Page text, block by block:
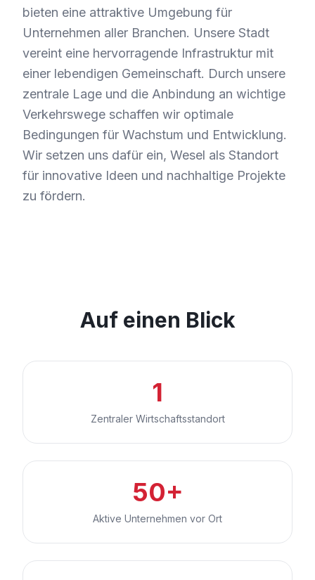
bieten eine attraktive Umgebung für
Unternehmen aller Branchen. Unsere Stadt
vereint eine hervorragende Infrastruktur mit
einer lebendigen Gemeinschaft. Durch unsere
zentrale Lage und die Anbindung an wichtige
Verkehrswege schaffen wir optimale
Bedingungen für Wachstum und Entwicklung.
Wir setzen uns dafür ein, Wesel als Standort
für innovative Ideen und nachhaltige Projekte
zu fördern.
Auf einen Blick
1
Zentraler Wirtschaftsstandort
50+
Aktive Unternehmen vor Ort